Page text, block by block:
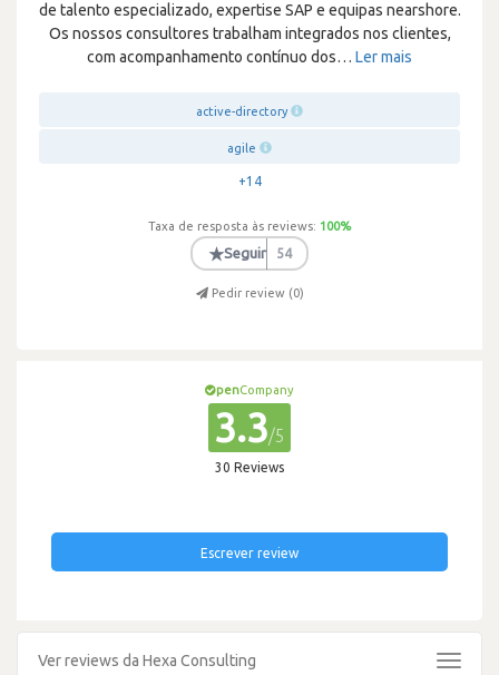
de talento especializado, expertise SAP e equipas nearshore.
Os nossos consultores trabalham integrados nos clientes,
com acompanhamento contínuo dos… Ler mais
active-directory
agile
+14
Taxa de resposta às reviews: 100%
★Seguir 54
Pedir review (0)
penCompany
3.3/5
30 Reviews
Escrever review
Ver reviews da Hexa Consulting
Toggle